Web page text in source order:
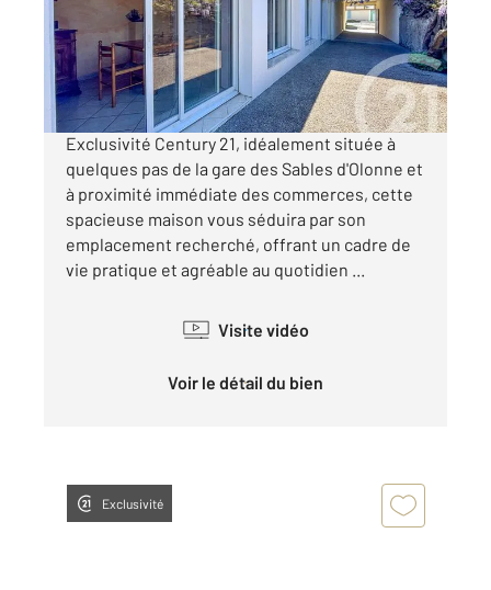
Maison à vendre
453 400 €
Visiter le site dédié
Exclusivité Century 21, idéalement située à
quelques pas de la gare des Sables d'Olonne et
à proximité immédiate des commerces, cette
spacieuse maison vous séduira par son
emplacement recherché, offrant un cadre de
vie pratique et agréable au quotidien ...
Visite vidéo
Voir le détail du bien
Exclusivité